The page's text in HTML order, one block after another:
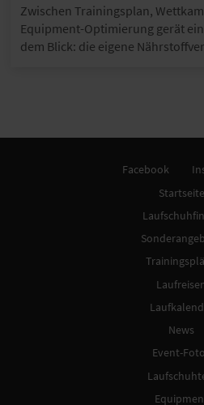
Zwischen Trainingsplan,
Equipment-Optimierung gerät
dem Blick: die eigene
Facebook
Startseite
News
Event-